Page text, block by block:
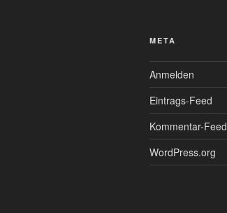
META
Anmelden
Eintrags-Feed
Kommentar-Feed
WordPress.org